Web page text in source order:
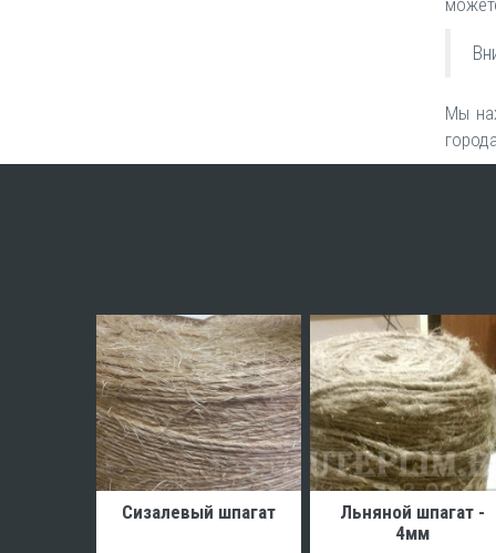
Мы
Сизалевый шпагат
Льняной шпагат -
4мм